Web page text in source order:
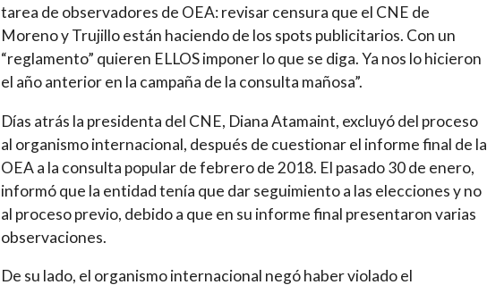
tarea de observadores de OEA: revisar censura que el CNE de
Moreno y Trujillo están haciendo de los spots publicitarios. Con un
“reglamento” quieren ELLOS imponer lo que se diga. Ya nos lo hicieron
el año anterior en la campaña de la consulta mañosa”.
Días atrás la presidenta del CNE, Diana Atamaint, excluyó del proceso
al organismo internacional, después de cuestionar el informe final de la
OEA a la consulta popular de febrero de 2018. El pasado 30 de enero,
informó que la entidad tenía que dar seguimiento a las elecciones y no
al proceso previo, debido a que en su informe final presentaron varias
observaciones.
De su lado, el organismo internacional negó haber violado el